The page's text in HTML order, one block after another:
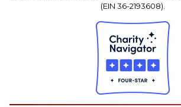
(EIN 36-2193608).